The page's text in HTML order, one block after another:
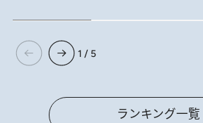
1 / 5
ランキング一覧